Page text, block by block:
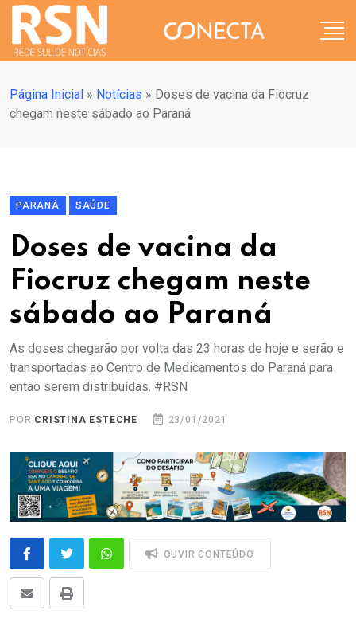
Página Inicial » Notícias » Doses de vacina da Fiocruz
chegam neste sábado ao Paraná
PARANÁ SAÚDE
Doses de vacina da
Fiocruz chegam neste
sábado ao Paraná
As doses chegarão por volta das 23 horas de hoje e serão e
transportadas ao Centro de Medicamentos do Paraná para
então serem distribuídas. #RSN
POR CRISTINA ESTECHE 23/01/2021
OUVIR CONTEÚDO